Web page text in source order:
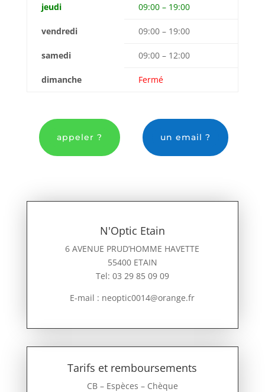
jeudi 09:00 – 19:00
vendredi 09:00 – 19:00
samedi 09:00 – 12:00
dimanche Fermé
appeler ? un email ?
N'Optic Etain
6 AVENUE PRUD’HOMME HAVETTE
55400 ETAIN
Tel: 03 29 85 09 09
E-mail : neoptic0014@orange.fr
Tarifs et remboursements
CB – Espèces – Chèque